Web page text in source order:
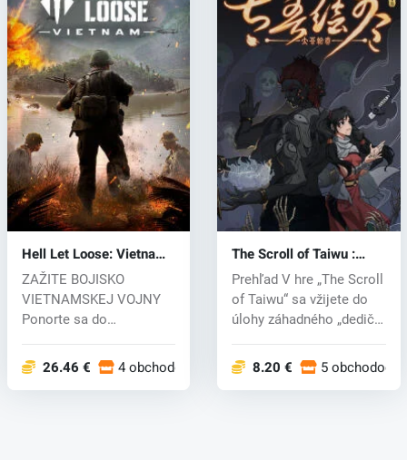
Hell Let Loose: Vietnam
(PC) key
ZAŽITE BOJISKO
VIETNAMSKEJ VOJNY
Ponorte sa do
vietn...26.46 € 4 obchodoch
The Scroll of Taiwu :
Beyond The Dome (PC)
key
Prehľad V hre „The Scroll
of Taiwu“ sa vžijete do
úlohy záhadného „dediča
8.20 € 5 obchodoch